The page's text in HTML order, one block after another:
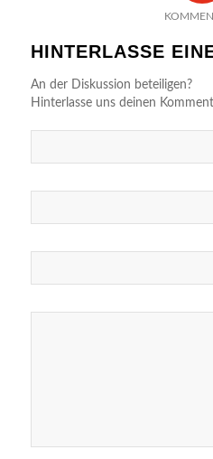
HINTERLASSE
An der Diskussion beteiligen?
Hinterlasse uns deinen